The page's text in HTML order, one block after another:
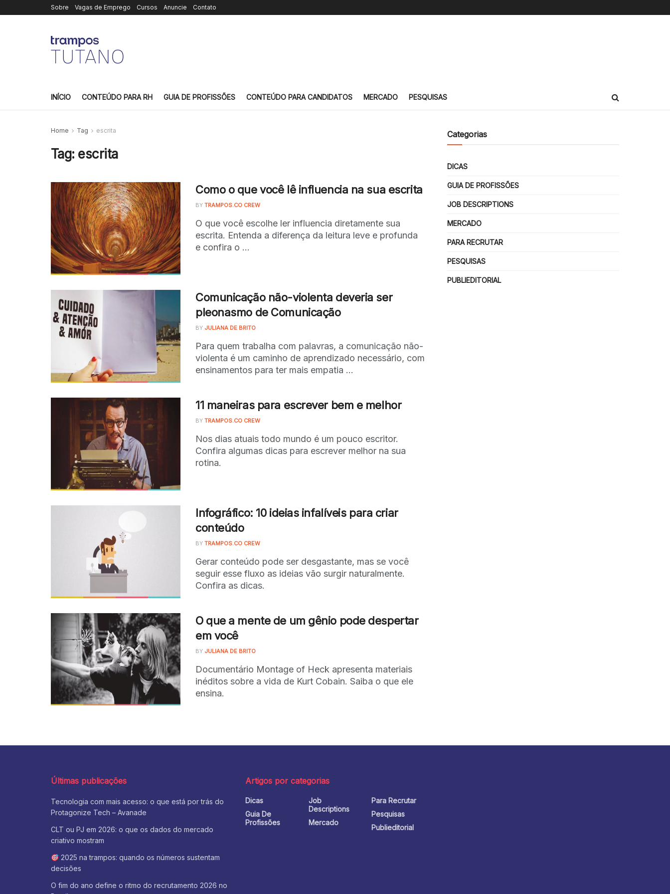
Sobre Vagas de Emprego Cursos Anuncie Contato
INÍCIO CONTEÚDO PARA RH GUIA DE PROFISSÕES CONTEÚDO PARA CANDIDATOS MERCADO PESQUISAS
Home Tag escrita
Tag: escrita
Como o que você lê influencia na sua escrita
BY TRAMPOS.CO CREW
O que você escolhe ler influencia diretamente sua
escrita. Entenda a diferença da leitura leve e profunda
e confira o ...
Comunicação não-violenta deveria ser
pleonasmo de Comunicação
BY JULIANA DE BRITO
Para quem trabalha com palavras, a comunicação não-
violenta é um caminho de aprendizado necessário, com
ensinamentos para ter mais empatia ...
11 maneiras para escrever bem e melhor
BY TRAMPOS.CO CREW
Nos dias atuais todo mundo é um pouco escritor.
Confira algumas dicas para escrever melhor na sua
rotina.
Infográfico: 10 ideias infalíveis para criar
conteúdo
BY TRAMPOS.CO CREW
Gerar conteúdo pode ser desgastante, mas se você
seguir esse fluxo as ideias vão surgir naturalmente.
Confira as dicas.
O que a mente de um gênio pode despertar
em você
BY JULIANA DE BRITO
Documentário Montage of Heck apresenta materiais
inéditos sobre a vida de Kurt Cobain. Saiba o que ele
ensina.
Categorias
DICAS
GUIA DE PROFISSÕES
JOB DESCRIPTIONS
MERCADO
PARA RECRUTAR
PESQUISAS
PUBLIEDITORIAL
Últimas publicações
Tecnologia com mais acesso: o que está por trás do
Protagonize Tech – Avanade
CLT ou PJ em 2026: o que os dados do mercado
criativo mostram
2025 na trampos: quando os números sustentam
decisões
O fim do ano define o ritmo do recrutamento 2026 no
Artigos por categorias
Dicas
Guia De
Profissões
Job
Descriptions
Mercado
Para Recrutar
Pesquisas
Publieditorial